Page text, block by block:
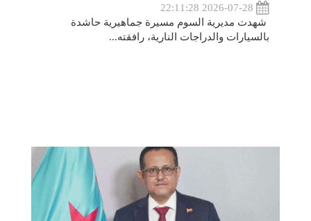
شهدت مديرية السوم مسيرة جماهيرية حاشدة
بالسيارات والدراجات النارية، رافقته...